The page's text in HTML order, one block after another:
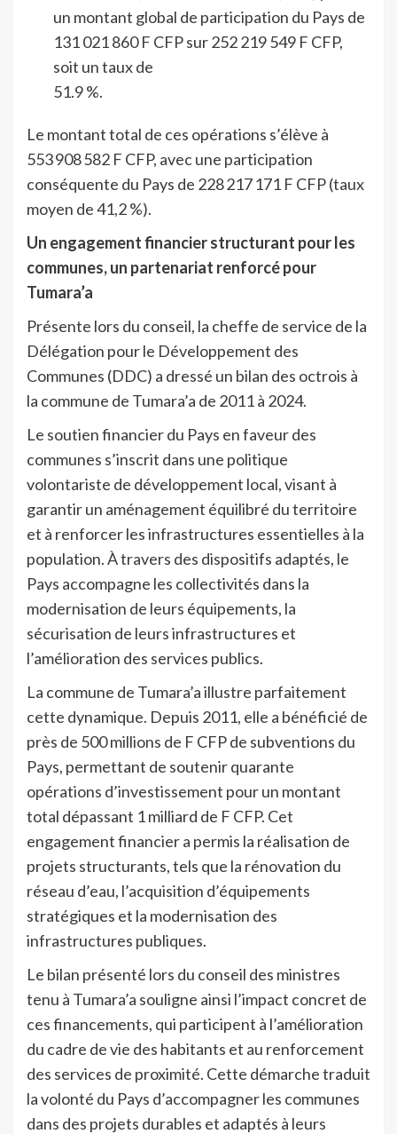
un montant global de participation du Pays de
131 021 860 F CFP sur 252 219 549 F CFP,
soit un taux de
51.9 %.
Le montant total de ces opérations s’élève à
553 908 582 F CFP, avec une participation
conséquente du Pays de 228 217 171 F CFP (taux
moyen de 41,2 %).
Un engagement financier structurant pour les
communes, un partenariat renforcé pour
Tumara’a
Présente lors du conseil, la cheffe de service de la
Délégation pour le Développement des
Communes (DDC) a dressé un bilan des octrois à
la commune de Tumara’a de 2011 à 2024.
Le soutien financier du Pays en faveur des
communes s’inscrit dans une politique
volontariste de développement local, visant à
garantir un aménagement équilibré du territoire
et à renforcer les infrastructures essentielles à la
population. À travers des dispositifs adaptés, le
Pays accompagne les collectivités dans la
modernisation de leurs équipements, la
sécurisation de leurs infrastructures et
l’amélioration des services publics.
La commune de Tumara’a illustre parfaitement
cette dynamique. Depuis 2011, elle a bénéficié de
près de 500 millions de F CFP de subventions du
Pays, permettant de soutenir quarante
opérations d’investissement pour un montant
total dépassant 1 milliard de F CFP. Cet
engagement financier a permis la réalisation de
projets structurants, tels que la rénovation du
réseau d’eau, l’acquisition d’équipements
stratégiques et la modernisation des
infrastructures publiques.
Le bilan présenté lors du conseil des ministres
tenu à Tumara’a souligne ainsi l’impact concret de
ces financements, qui participent à l’amélioration
du cadre de vie des habitants et au renforcement
des services de proximité. Cette démarche traduit
la volonté du Pays d’accompagner les communes
dans des projets durables et adaptés à leurs